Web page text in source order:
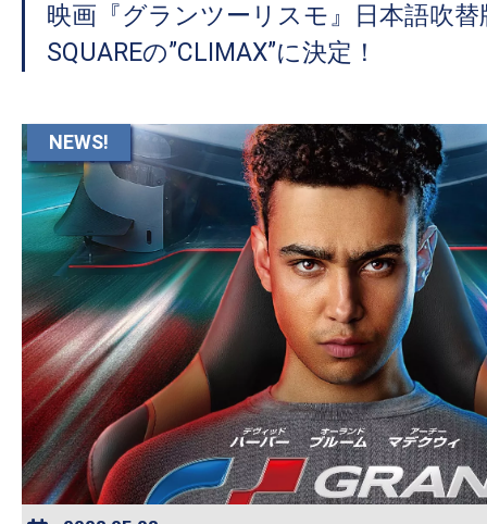
映画『グランツーリスモ』日本語吹替
SQUAREの”CLIMAX”に決定！
NEWS!